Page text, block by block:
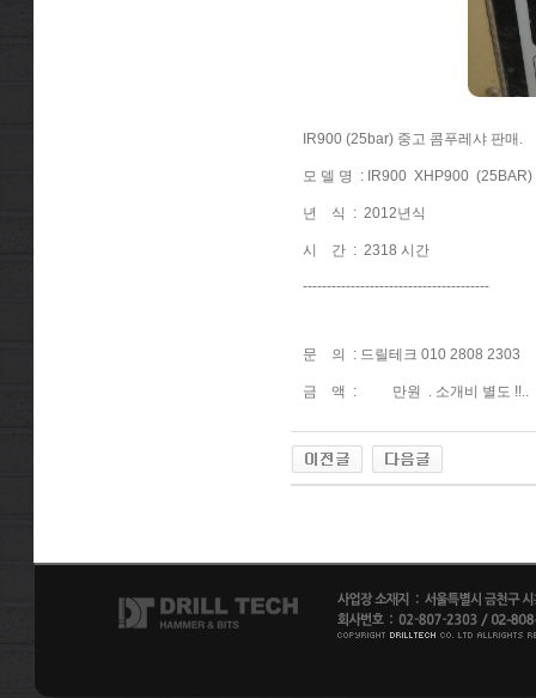
IR900 (25bar) 중고 콤푸레샤 판매.
모 델 명 : IR900 XHP900 (25BAR)
년 식 : 2012년식
시 간 : 2318 시간
---------------------------------------
문 의 : 드릴테크 010 2808 2303
금 액 : 만원 . 소개비 별도 !!..